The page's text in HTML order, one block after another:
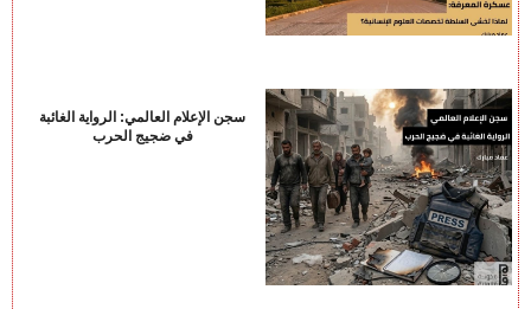
سجن الإعلام العالمي: الرواية الغائبة
في ضجيج الحرب